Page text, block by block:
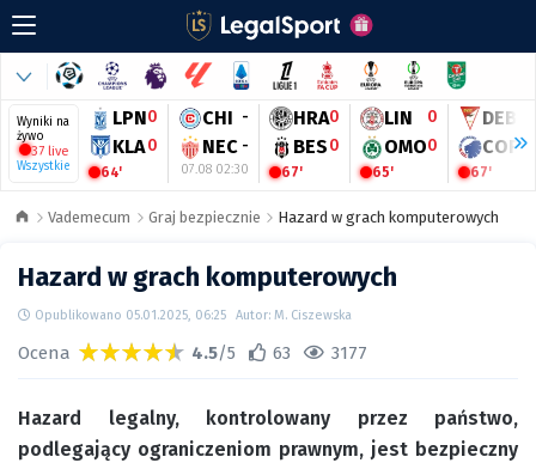
Wyniki na
żywo
37 live
Wszystkie
LPN0
KLA0
64'
CHI -
NEC -
07.08 02:30
HRA0
BES0
67'
LIN 0
OMO0
65'
DEB
COP2
67'
Vademecum Graj bezpiecznie Hazard w grach komputerowych
Hazard w grach komputerowych
Opublikowano 05.01.2025, 06:25 Autor: M. Ciszewska
Ocena 4.5/5 63 3177
Hazard legalny, kontrolowany przez państwo,
podlegający ograniczeniom prawnym, jest bezpieczny